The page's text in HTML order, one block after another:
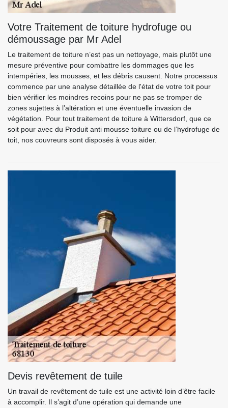
Votre Traitement de toiture hydrofuge ou
démoussage par Mr Adel
Le traitement de toiture n’est pas un nettoyage, mais plutôt une
mesure préventive pour combattre les dommages que les
intempéries, les mousses, et les débris causent. Notre processus
commence par une analyse détaillée de l'état de votre toit pour
bien vérifier les moindres recoins pour ne pas se tromper de
zones sujettes à l’altération et une éventuelle invasion de
végétation. Pour tout traitement de toiture à Wittersdorf, que ce
soit pour avec du Produit anti mousse toiture ou de l’hydrofuge de
toit, nos couvreurs sont disposés à vous aider.
Devis revêtement de tuile
Un travail de revêtement de tuile est une activité loin d’être facile
à accomplir. Il s’agit d’une opération qui demande une